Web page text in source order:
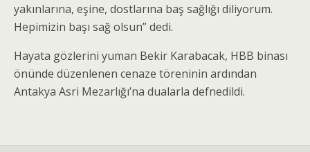
yakınlarına, eşine, dostlarına baş sağlığı diliyorum.
Hepimizin başı sağ olsun” dedi.
Hayata gözlerini yuman Bekir Karabacak, HBB binası
önünde düzenlenen cenaze töreninin ardından
Antakya Asri Mezarlığı’na dualarla defnedildi.